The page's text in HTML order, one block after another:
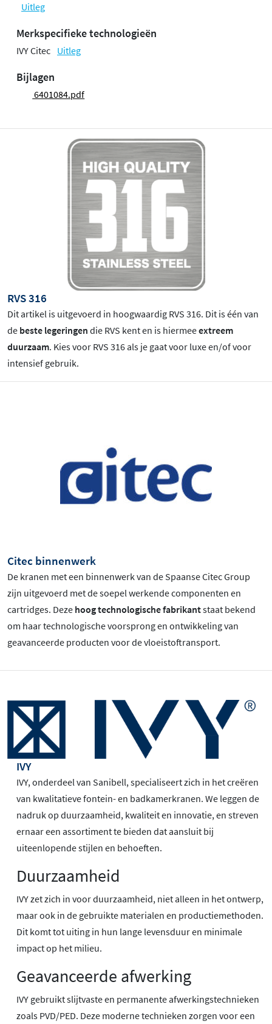
Uitleg
Merkspecifieke technologieën
IVY Citec Uitleg
Bijlagen
6401084.pdf
RVS 316
Dit artikel is uitgevoerd in hoogwaardig RVS 316. Dit is één van
de beste legeringen die RVS kent en is hiermeeextreem
duurzaam. Kies voor RVS 316 als je gaat voor luxe en/of voor
intensief gebruik.
Citec binnenwerk
De kranen met een binnenwerk van de Spaanse Citec Group
zijn uitgevoerd met de soepel werkende componenten en
cartridges. Deze hoog technologische fabrikantstaat bekend
om haar technologische voorsprong en ontwikkeling van
geavanceerde producten voor de vloeistoftransport.
IVY
IVY, onderdeel van Sanibell, specialiseert zich in het creëren
van kwalitatieve fontein- en badkamerkranen. We leggen de
nadruk op duurzaamheid, kwaliteit en innovatie, en streven
ernaar een assortiment te bieden dat aansluit bij
uiteenlopende stijlen en behoeften.
Duurzaamheid
IVY zet zich in voor duurzaamheid, niet alleen in het ontwerp,
maar ook in de gebruikte materialen en productiemethoden.
Dit komt tot uiting in hun lange levensduur en minimale
impact op het milieu.
Geavanceerde afwerking
IVY gebruikt slijtvaste en permanente afwerkingstechnieken
zoals PVD/PED. Deze moderne technieken zorgen voor een